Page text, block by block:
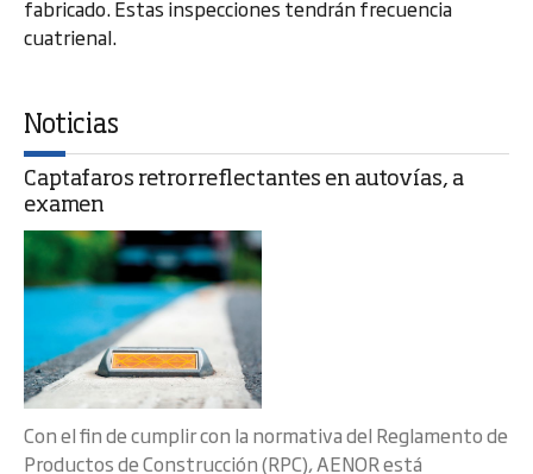
fabricado. Estas inspecciones tendrán frecuencia
cuatrienal.
Noticias
Captafaros retrorreflectantes en autovías, a
examen
Con el fin de cumplir con la normativa del Reglamento de
Productos de Construcción (RPC), AENOR está